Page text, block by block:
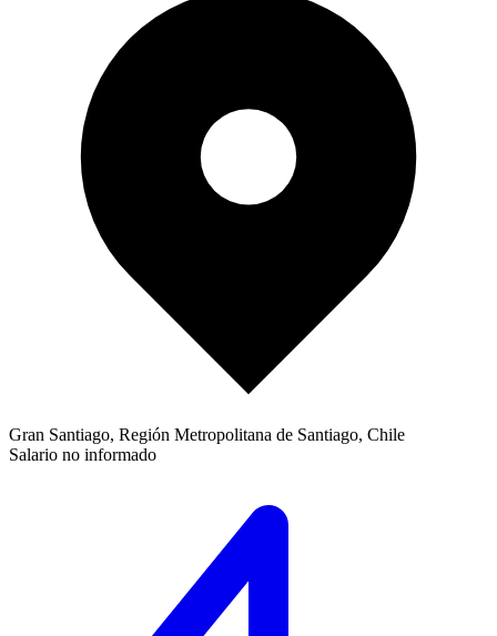
Gran Santiago, Región Metropolitana de Santiago, Chile
Salario no informado